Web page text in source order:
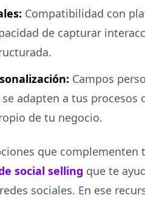
Compatibilidad con
de capturar
Campos
adapten a tus
de tu negocio.
que
social selling que te
sociales. En ese